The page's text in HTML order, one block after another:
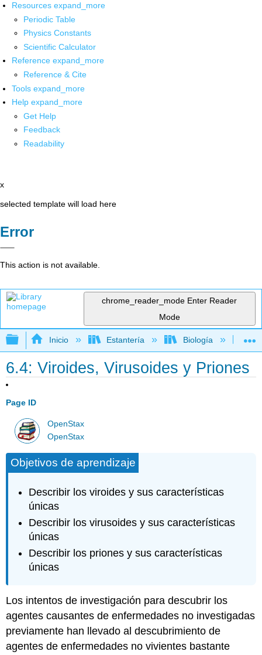
Resources expand_more
Periodic Table
Physics Constants
Scientific Calculator
Reference expand_more
Reference & Cite
Tools expand_more
Help expand_more
Get Help
Feedback
Readability
x
selected template will load here
Error
This action is not available.
chrome_reader_mode Enter Reader
Mode
Expandir/contraer jerarquía global
Inicio Estantería Biología
6.4: Viroides, Virusoides y Priones
Page ID
OpenStax
OpenStax
Objetivos de aprendizaje
Describir los viroides y sus características
únicas
Describir los virusoides y sus características
únicas
Describir los priones y sus características
únicas
Los intentos de investigación para descubrir los
agentes causantes de enfermedades no investigadas
previamente han llevado al descubrimiento de
agentes de enfermedades no vivientes bastante